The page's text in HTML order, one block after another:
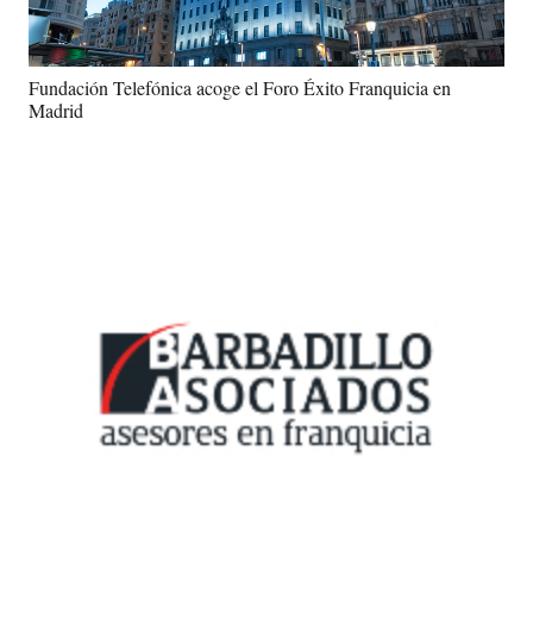
Fundación Telefónica acoge el Foro Éxito Franquicia en
Madrid